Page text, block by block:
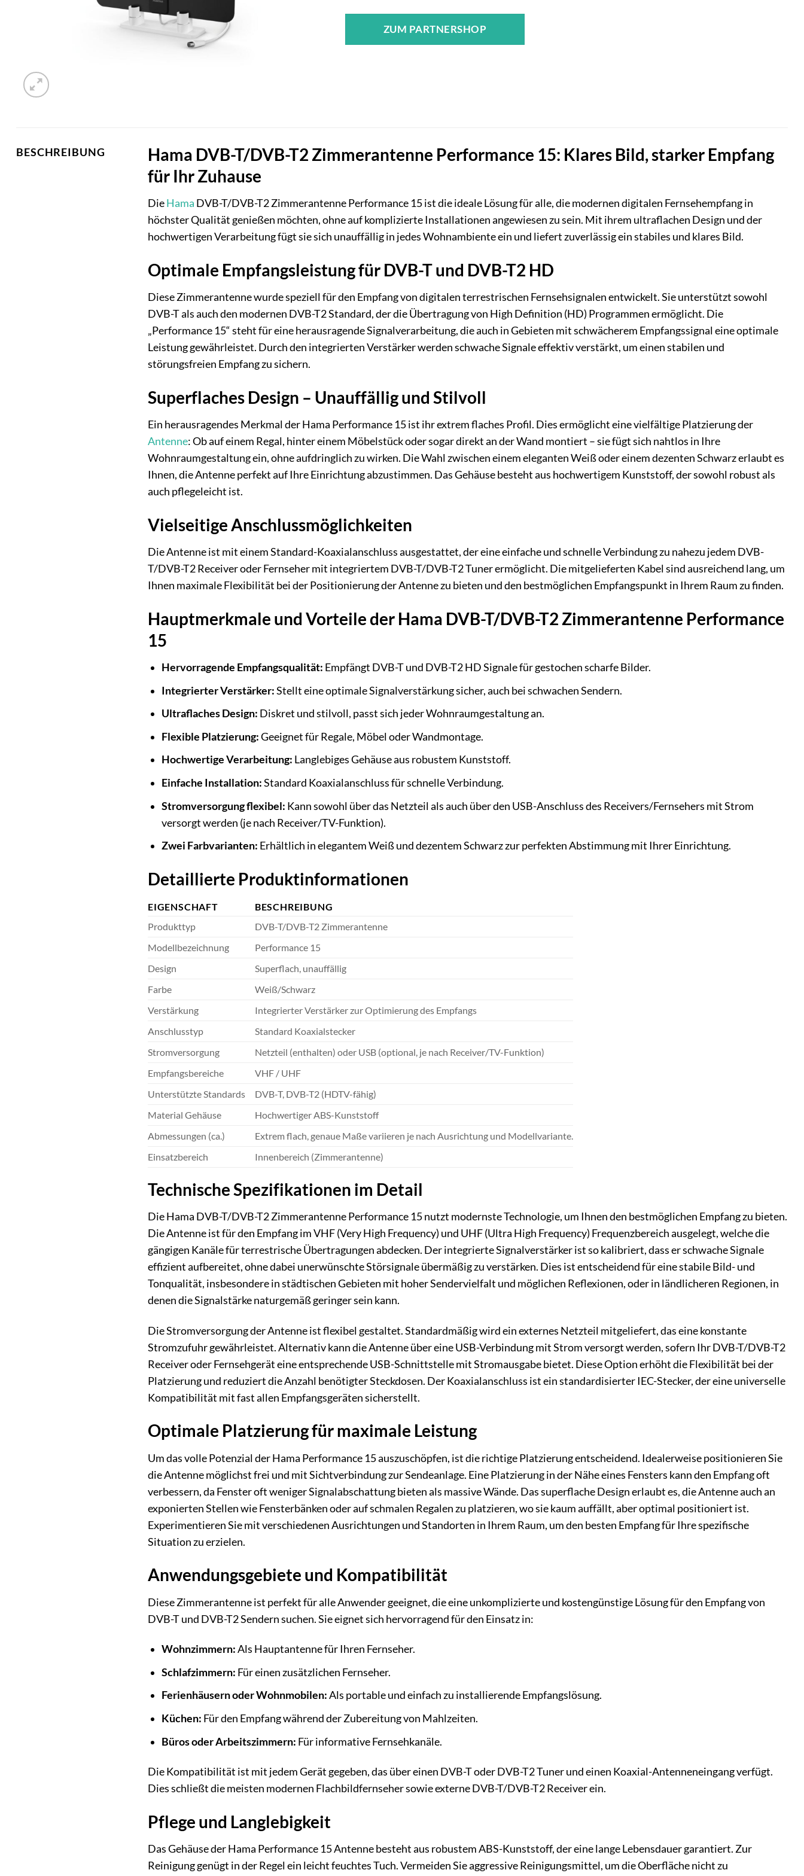
ZUM PARTNERSHOP
BESCHREIBUNG
Hama DVB-T/DVB-T2 Zimmerantenne Performance 15: Klares Bild, starker Empfang
für Ihr Zuhause
DieHama DVB-T/DVB-T2 Zimmerantenne Performance 15 ist die ideale Lösung für alle, die modernen digitalen Fernsehempfang in
höchster Qualität genießen möchten, ohne auf komplizierte Installationen angewiesen zu sein. Mit ihrem ultraflachen Design und der
hochwertigen Verarbeitung fügt sie sich unauffällig in jedes Wohnambiente ein und liefert zuverlässig ein stabiles und klares Bild.
Optimale Empfangsleistung für DVB-T und DVB-T2 HD
Diese Zimmerantenne wurde speziell für den Empfang von digitalen terrestrischen Fernsehsignalen entwickelt. Sie unterstützt sowohl
DVB-T als auch den modernen DVB-T2 Standard, der die Übertragung von High Definition (HD) Programmen ermöglicht. Die
„Performance 15“ steht für eine herausragende Signalverarbeitung, die auch in Gebieten mit schwächerem Empfangssignal eine optimale
Leistung gewährleistet. Durch den integrierten Verstärker werden schwache Signale effektiv verstärkt, um einen stabilen und
störungsfreien Empfang zu sichern.
Superflaches Design – Unauffällig und Stilvoll
Ein herausragendes Merkmal der Hama Performance 15 ist ihr extrem flaches Profil. Dies ermöglicht eine vielfältige Platzierung der
Antenne: Ob auf einem Regal, hinter einem Möbelstück oder sogar direkt an der Wand montiert – sie fügt sich nahtlos in Ihre
Wohnraumgestaltung ein, ohne aufdringlich zu wirken. Die Wahl zwischen einem eleganten Weiß oder einem dezenten Schwarz erlaubt es
Ihnen, die Antenne perfekt auf Ihre Einrichtung abzustimmen. Das Gehäuse besteht aus hochwertigem Kunststoff, der sowohl robust als
auch pflegeleicht ist.
Vielseitige Anschlussmöglichkeiten
Die Antenne ist mit einem Standard-Koaxialanschluss ausgestattet, der eine einfache und schnelle Verbindung zu nahezu jedem DVB-
T/DVB-T2 Receiver oder Fernseher mit integriertem DVB-T/DVB-T2 Tuner ermöglicht. Die mitgelieferten Kabel sind ausreichend lang, um
Ihnen maximale Flexibilität bei der Positionierung der Antenne zu bieten und den bestmöglichen Empfangspunkt in Ihrem Raum zu finden.
Hauptmerkmale und Vorteile der Hama DVB-T/DVB-T2 Zimmerantenne Performance
15
Hervorragende Empfangsqualität: Empfängt DVB-T und DVB-T2 HD Signale für gestochen scharfe Bilder.
Integrierter Verstärker:Stellt eine optimale Signalverstärkung sicher, auch bei schwachen Sendern.
Ultraflaches Design: Diskret und stilvoll, passt sich jeder Wohnraumgestaltung an.
Flexible Platzierung:Geeignet für Regale, Möbel oder Wandmontage.
Hochwertige Verarbeitung: Langlebiges Gehäuse aus robustem Kunststoff.
Einfache Installation:Standard Koaxialanschluss für schnelle Verbindung.
Stromversorgung flexibel: Kann sowohl über das Netzteil als auch über den USB-Anschluss des Receivers/Fernsehers mit Strom
versorgt werden (je nach Receiver/TV-Funktion).
Zwei Farbvarianten: Erhältlich in elegantem Weiß und dezentem Schwarz zur perfekten Abstimmung mit Ihrer Einrichtung.
Detaillierte Produktinformationen
EIGENSCHAFT
BESCHREIBUNG
Produkttyp
DVB-T/DVB-T2 Zimmerantenne
Modellbezeichnung
Performance 15
Design
Superflach, unauffällig
Farbe
Weiß/Schwarz
Verstärkung
Integrierter Verstärker zur Optimierung des Empfangs
Anschlusstyp
Standard Koaxialstecker
Stromversorgung
Netzteil (enthalten) oder USB (optional, je nach Receiver/TV-Funktion)
Empfangsbereiche
VHF / UHF
Unterstützte Standards
DVB-T, DVB-T2 (HDTV-fähig)
Material Gehäuse
Hochwertiger ABS-Kunststoff
Abmessungen (ca.)
Extrem flach, genaue Maße variieren je nach Ausrichtung und Modellvariante.
Einsatzbereich
Innenbereich (Zimmerantenne)
Technische Spezifikationen im Detail
Die Hama DVB-T/DVB-T2 Zimmerantenne Performance 15 nutzt modernste Technologie, um Ihnen den bestmöglichen Empfang zu bieten.
Die Antenne ist für den Empfang im VHF (Very High Frequency) und UHF (Ultra High Frequency) Frequenzbereich ausgelegt, welche die
gängigen Kanäle für terrestrische Übertragungen abdecken. Der integrierte Signalverstärker ist so kalibriert, dass er schwache Signale
effizient aufbereitet, ohne dabei unerwünschte Störsignale übermäßig zu verstärken. Dies ist entscheidend für eine stabile Bild- und
Tonqualität, insbesondere in städtischen Gebieten mit hoher Sendervielfalt und möglichen Reflexionen, oder in ländlicheren Regionen, in
denen die Signalstärke naturgemäß geringer sein kann.
Die Stromversorgung der Antenne ist flexibel gestaltet. Standardmäßig wird ein externes Netzteil mitgeliefert, das eine konstante
Stromzufuhr gewährleistet. Alternativ kann die Antenne über eine USB-Verbindung mit Strom versorgt werden, sofern Ihr DVB-T/DVB-T2
Receiver oder Fernsehgerät eine entsprechende USB-Schnittstelle mit Stromausgabe bietet. Diese Option erhöht die Flexibilität bei der
Platzierung und reduziert die Anzahl benötigter Steckdosen. Der Koaxialanschluss ist ein standardisierter IEC-Stecker, der eine universelle
Kompatibilität mit fast allen Empfangsgeräten sicherstellt.
Optimale Platzierung für maximale Leistung
Um das volle Potenzial der Hama Performance 15 auszuschöpfen, ist die richtige Platzierung entscheidend. Idealerweise positionieren Sie
die Antenne möglichst frei und mit Sichtverbindung zur Sendeanlage. Eine Platzierung in der Nähe eines Fensters kann den Empfang oft
verbessern, da Fenster oft weniger Signalabschattung bieten als massive Wände. Das superflache Design erlaubt es, die Antenne auch an
exponierten Stellen wie Fensterbänken oder auf schmalen Regalen zu platzieren, wo sie kaum auffällt, aber optimal positioniert ist.
Experimentieren Sie mit verschiedenen Ausrichtungen und Standorten in Ihrem Raum, um den besten Empfang für Ihre spezifische
Situation zu erzielen.
Anwendungsgebiete und Kompatibilität
Diese Zimmerantenne ist perfekt für alle Anwender geeignet, die eine unkomplizierte und kostengünstige Lösung für den Empfang von
DVB-T und DVB-T2 Sendern suchen. Sie eignet sich hervorragend für den Einsatz in:
Wohnzimmern:Als Hauptantenne für Ihren Fernseher.
Schlafzimmern: Für einen zusätzlichen Fernseher.
Ferienhäusern oder Wohnmobilen:Als portable und einfach zu installierende Empfangslösung.
Küchen: Für den Empfang während der Zubereitung von Mahlzeiten.
Büros oder Arbeitszimmern: Für informative Fernsehkanäle.
Die Kompatibilität ist mit jedem Gerät gegeben, das über einen DVB-T oder DVB-T2 Tuner und einen Koaxial-Antenneneingang verfügt.
Dies schließt die meisten modernen Flachbildfernseher sowie externe DVB-T/DVB-T2 Receiver ein.
Pflege und Langlebigkeit
Das Gehäuse der Hama Performance 15 Antenne besteht aus robustem ABS-Kunststoff, der eine lange Lebensdauer garantiert. Zur
Reinigung genügt in der Regel ein leicht feuchtes Tuch. Vermeiden Sie aggressive Reinigungsmittel, um die Oberfläche nicht zu